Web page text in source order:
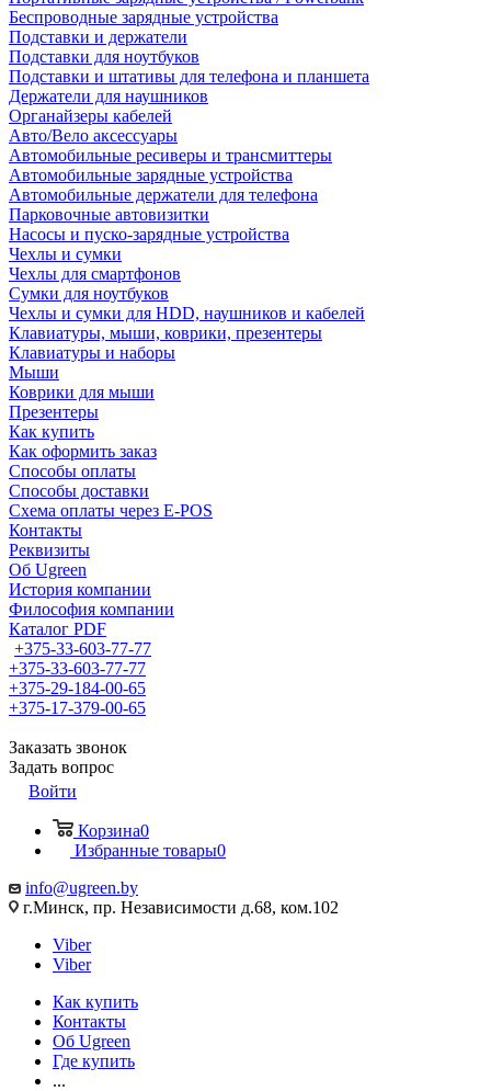
Беспроводные зарядные устройства
Подставки и держатели
Подставки для ноутбуков
Подставки и штативы для телефона и планшета
Держатели для наушников
Органайзеры кабелей
Авто/Вело аксессуары
Автомобильные ресиверы и трансмиттеры
Автомобильные зарядные устройства
Автомобильные держатели для телефона
Парковочные автовизитки
Насосы и пуско-зарядные устройства
Чехлы и сумки
Чехлы для смартфонов
Сумки для ноутбуков
Чехлы и сумки для HDD, наушников и кабелей
Клавиатуры, мыши, коврики, презентеры
Клавиатуры и наборы
Мыши
Коврики для мыши
Презентеры
Как купить
Как оформить заказ
Способы оплаты
Способы доставки
Схема оплаты через E-POS
Контакты
Реквизиты
Об Ugreen
История компании
Философия компании
Каталог PDF
+375-33-603-77-77
+375-33-603-77-77
+375-29-184-00-65
+375-17-379-00-65
Заказать звонок
Задать вопрос
Войти
Корзина0
Избранные товары0
info@ugreen.by
г.Минск, пр. Независимости д.68, ком.102
Viber
Viber
Как купить
Контакты
Об Ugreen
Где купить
...